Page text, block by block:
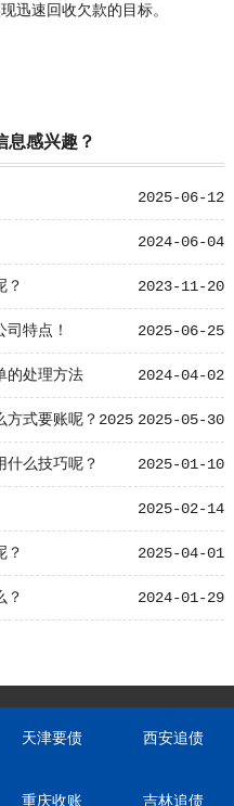
迅速回收欠款的目标。
息感兴趣？
2025-06-12
2024-06-04
2023-11-20
？
2025-06-25
特点！
2024-04-02
的处理方法
2025-05-30
方式要账呢？2025
2025-01-10
什么技巧呢？
2025-02-14
2025-04-01
？
2024-01-29
？
天津要债 西安追债
重庆收账 吉林追债